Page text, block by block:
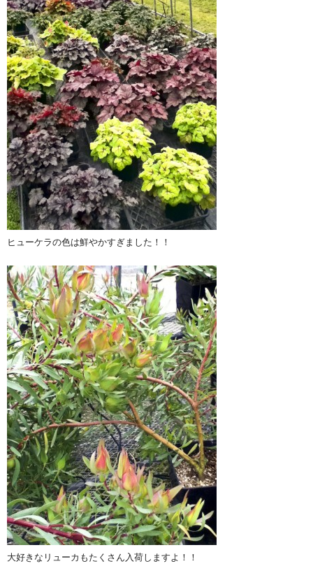
ヒューケラの色は鮮やかすぎました！！
大好きなリューカもたくさん入荷しますよ！！